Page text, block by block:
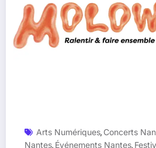
Arts Numériques, Concerts
Nantes, Événements Nantes,